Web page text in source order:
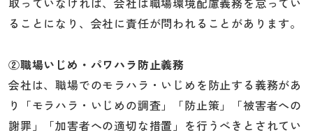
ることになり、会社に責任が問われることがあります。
②職場いじめ・パワハラ防止義務
会社は、職場でのモラハラ・いじめを防止する義務があ
り「モラハラ・いじめの調査」「防止策」「被害者への
謝罪」「加害者への適切な措置」を行うべきとされてい